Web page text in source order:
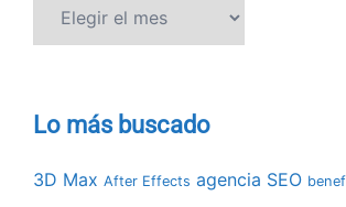
Lo más buscado
3D Max After Effects agencia SEO